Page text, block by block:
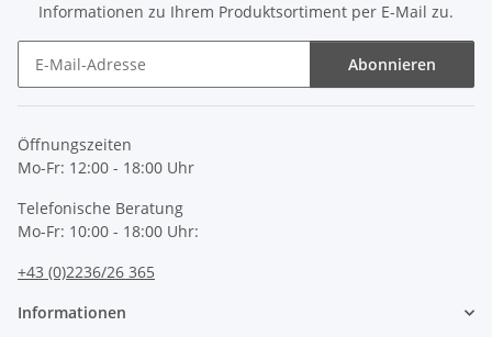
Informationen zu Ihrem Produktsortiment per E-Mail zu.
Abonnieren
Öffnungszeiten
Mo-Fr: 12:00 - 18:00 Uhr
Telefonische Beratung
Mo-Fr: 10:00 - 18:00 Uhr:
+43 (0)2236/26 365
Informationen